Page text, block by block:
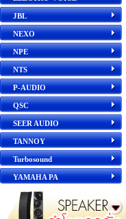
JBL
NEXO
NPE
NTS
P-AUDIO
QSC
SEER AUDIO
TANNOY
Turbosound
YAMAHA PA